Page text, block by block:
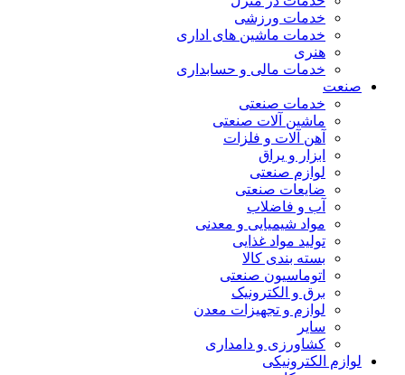
خدمات ورزشی
خدمات ماشین های اداری
هنری
خدمات مالی و حسابداری
صنعت
خدمات صنعتی
ماشین آلات صنعتی
آهن آلات و فلزات
ابزار و یراق
لوازم صنعتی
ضایعات صنعتی
آب و فاضلاب
مواد شیمیایی و معدنی
تولید مواد غذایی
بسته بندی کالا
اتوماسیون صنعتی
برق و الکترونیک
لوازم و تجهیزات معدن
سایر
کشاورزی و دامداری
لوازم الکترونیکی